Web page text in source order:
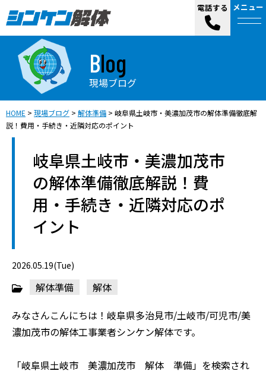
電話する メニュー
Blog
現場ブログ
HOME > 現場ブログ > 解体準備 > 岐阜県土岐市・美濃加茂市の解体準備徹底解
説！費用・手続き・近隣対応のポイント
岐阜県土岐市・美濃加茂市
の解体準備徹底解説！費
用・手続き・近隣対応のポ
イント
2026.05.19(Tue)
解体準備
解体
みなさんこんにちは！岐阜県多治見市/土岐市/可児市/美
濃加茂市の解体工事業者シンケン解体です。
「岐阜県土岐市 美濃加茂市 解体 準備」を検索され